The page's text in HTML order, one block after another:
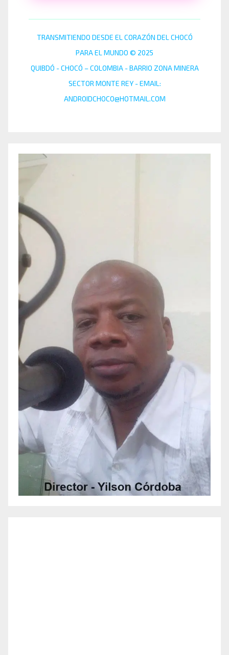
TRANSMITIENDO DESDE EL CORAZÓN DEL CHOCÓ
PARA EL MUNDO © 2025
QUIBDÓ - CHOCÓ – COLOMBIA - BARRIO ZONA MINERA
SECTOR MONTE REY - EMAIL:
ANDROIDCHOCO@HOTMAIL.COM